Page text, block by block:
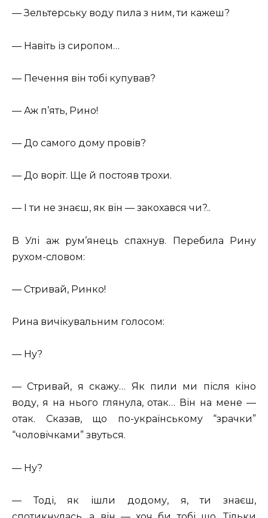
— Зельтерську воду пила з ним, ти кажеш?
— Навіть із сиропом…
— Печення він тобі купував?
— Аж п’ять, Рино!
— До самого дому провів?
— До воріт. Ще й постояв трохи.
— І ти не знаєш, як він — закохався чи?..
В Улі аж рум’янець спахнув. Перебила Рину
рухом-словом:
— Стривай, Ринко!
Рина вичікувальним голосом:
— Ну?
— Стривай, я скажу… Як пили ми після кіно
воду, я на нього глянула, отак… Він на мене —
отак. Сказав, що по-українському “зрачки”
“чоловічками” звуться.
— Ну?
— Тоді, як ішли додому, я, ти знаєш,